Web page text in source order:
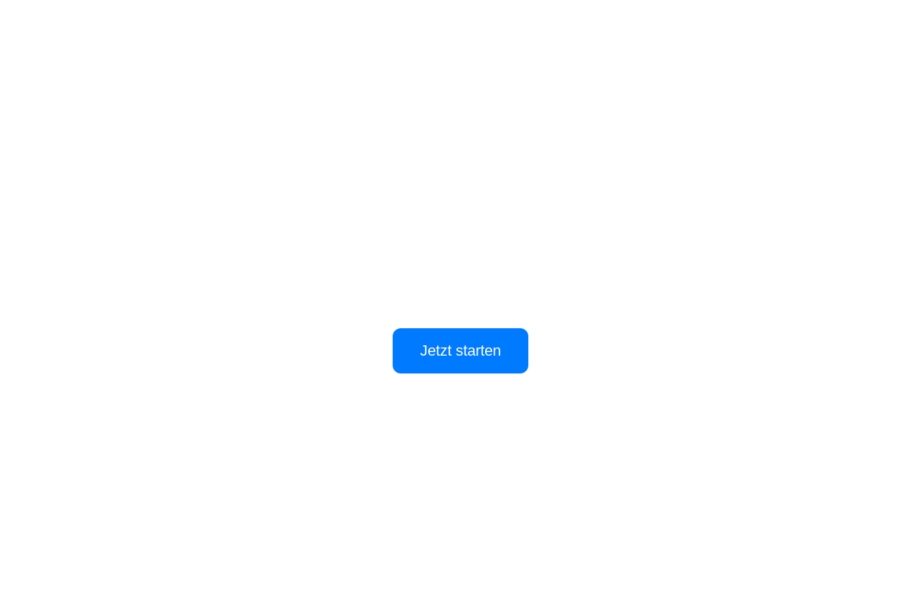
Jetzt starten